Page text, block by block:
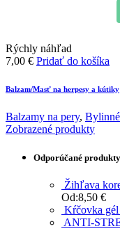
Rýchly náhľad
7,00 € Pridať do košíka
Balzam/Masť na herpesy a kútiky
Balzamy na pery,
Zobrazené produkty
Odporúčané produkty
Žihľava
Od:8,50 €
Kŕčovka
ANTI-